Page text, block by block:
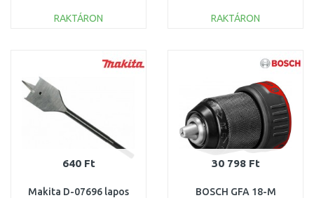
RAKTÁRON
Összehasonlítás
RAKTÁRON
Összehasonlítás
640 Ft
Makita D-07696 lapos
30 798 Ft
BOSCH GFA 18-M